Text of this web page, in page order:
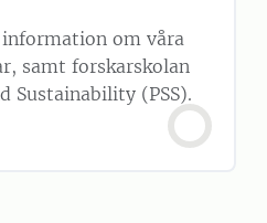
om våra
samt forskarskolan
Sustainability (PSS).